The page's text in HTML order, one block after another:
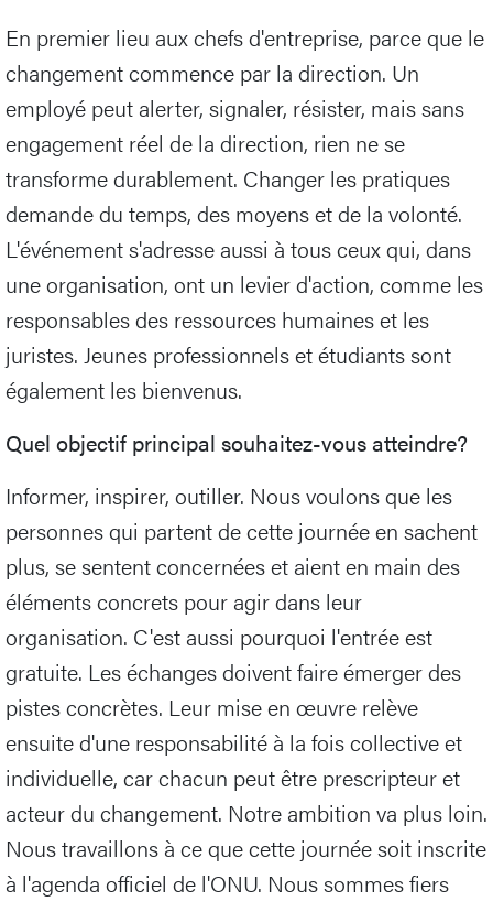
En premier lieu aux chefs d'entreprise, parce que le
changement commence par la direction. Un
employé peut alerter, signaler, résister, mais sans
engagement réel de la direction, rien ne se
transforme durablement. Changer les pratiques
demande du temps, des moyens et de la volonté.
L'événement s'adresse aussi à tous ceux qui, dans
une organisation, ont un levier d'action, comme les
responsables des ressources humaines et les
juristes. Jeunes professionnels et étudiants sont
également les bienvenus.
Quel objectif principal souhaitez-vous atteindre?
Informer, inspirer, outiller. Nous voulons que les
personnes qui partent de cette journée en sachent
plus, se sentent concernées et aient en main des
éléments concrets pour agir dans leur
organisation. C'est aussi pourquoi l'entrée est
gratuite. Les échanges doivent faire émerger des
pistes concrètes. Leur mise en œuvre relève
ensuite d'une responsabilité à la fois collective et
individuelle, car chacun peut être prescripteur et
acteur du changement. Notre ambition va plus loin.
Nous travaillons à ce que cette journée soit inscrite
à l'agenda officiel de l'ONU. Nous sommes fiers